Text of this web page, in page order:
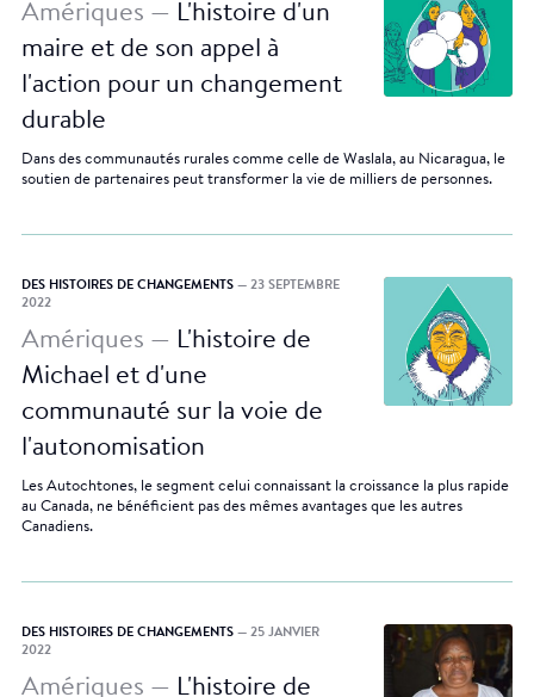
Amériques — L'histoire d'un
maire et de son appel à
l'action pour un changement
durable
Dans des communautés rurales comme celle de Waslala, au Nicaragua, le
soutien de partenaires peut transformer la vie de milliers de personnes.
DES HISTOIRES DE CHANGEMENTS — 23 SEPTEMBRE
2022
Amériques — L'histoire de
Michael et d'une
communauté sur la voie de
l'autonomisation
Les Autochtones, le segment celui connaissant la croissance la plus rapide
au Canada, ne bénéficient pas des mêmes avantages que les autres
Canadiens.
DES HISTOIRES DE CHANGEMENTS — 25 JANVIER
2022
Amériques — L'histoire de